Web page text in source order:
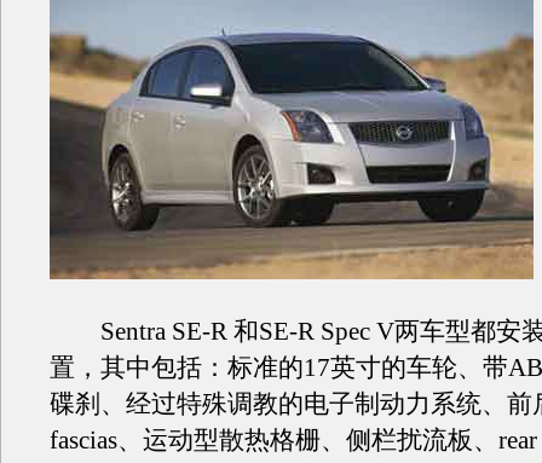
Sentra SE-R 和SE-R Spec V两车型都安
置，其中包括：标准的17英寸的车轮、带
碟刹、经过特殊调教的电子制动力系统、前
fascias、运动型散热格栅、侧栏扰流板、